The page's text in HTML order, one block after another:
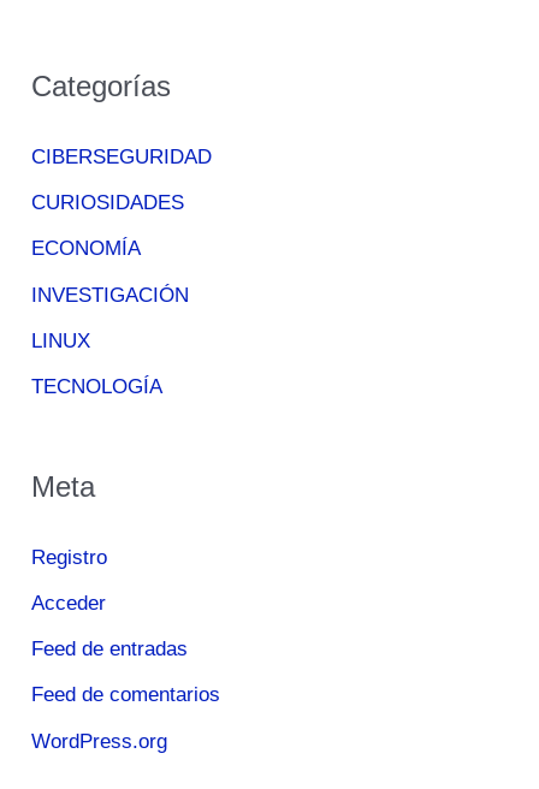
Categorías
CIBERSEGURIDAD
CURIOSIDADES
ECONOMÍA
INVESTIGACIÓN
LINUX
TECNOLOGÍA
Meta
Registro
Acceder
Feed de entradas
Feed de comentarios
WordPress.org